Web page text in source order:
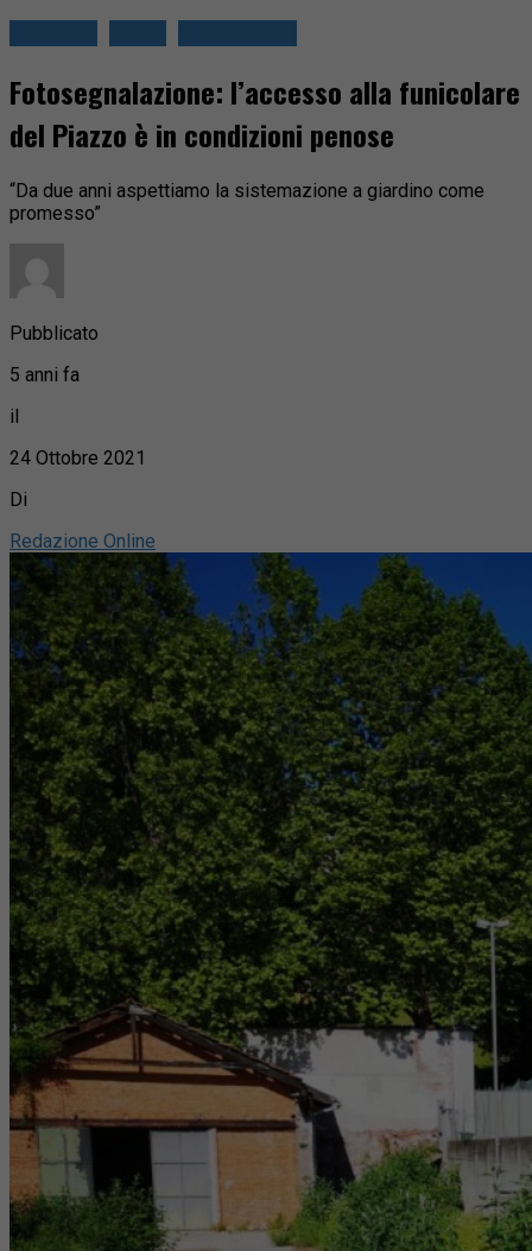
Fotosegnalazione: l’accesso alla funicolare
del Piazzo è in condizioni penose
“Da due anni aspettiamo la sistemazione a giardino come
promesso”
Pubblicato
5 anni fa
il
24 Ottobre 2021
Di
Redazione Online